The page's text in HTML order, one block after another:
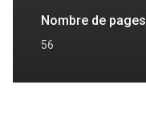
7
Nombre de pages
56